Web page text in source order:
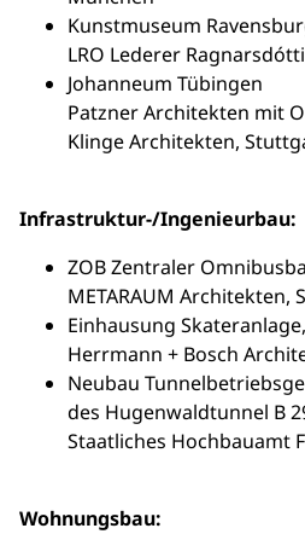
Kunstmuseum
LRO Lederer
Johanneum Tübingen
Patzner Architekten mit
Klinge Architekten,
Infrastruktur-/Ingenieurbau:
ZOB Zentraler
METARAUM Architekten,
Einhausung
Herrmann + Bosch
Neubau
des Hugenwaldtunnel B
Staatliches Hochbauamt
Wohnungsbau: